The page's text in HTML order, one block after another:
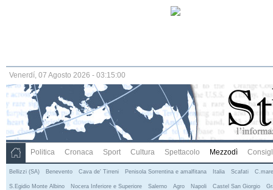
Venerdí, 07 Agosto 2026 - 03:15:01
Politica Cronaca Sport Cultura Spettacolo Mezzodì
Bellizzi (SA) Benevento Cava de' Tirreni Penisola Sorrentina e amalfitana Italia Scafati
S.Egidio Monte Albino Nocera Inferiore e Superiore Salerno Agro Napoli Castel San Giorgio